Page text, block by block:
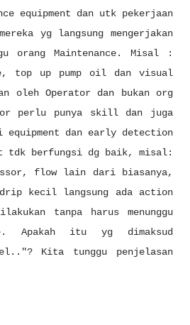
equipment dan utk pekerjaan
yg langsung mengerjakan
orang Maintenance. Misal :
top up pump oil dan visual
oleh Operator dan bukan org
perlu punya skill dan juga
equipment dan early detection
tdk berfungsi dg baik, misal:
flow lain dari biasanya,
kecil langsung ada action
tanpa harus menunggu
Apakah itu yg dimaksud
Kita tunggu penjelasan